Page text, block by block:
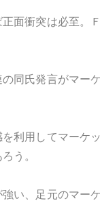
面衝突は必至。
同氏発言がマー
利用してマーケ
う。
い、足元のマー